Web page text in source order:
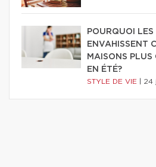
POURQUOI LES
ENVAHISSENT
MAISONS
EN ÉTÉ?
STYLE DE VIE 24